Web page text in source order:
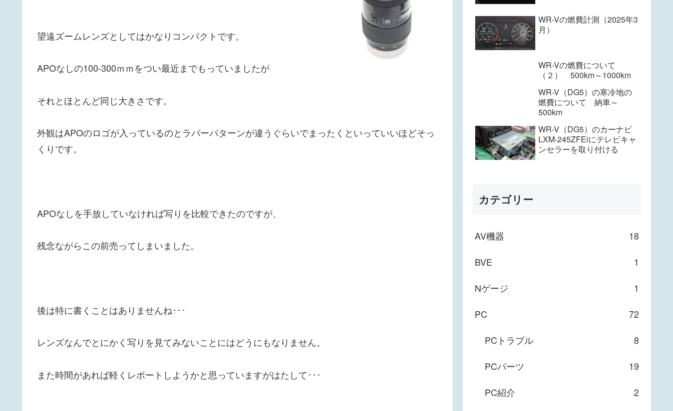
望遠ズームレンズとしてはかなりコンパクトです。
APOなしの100-300ｍｍをつい最近までもっていましたが
それとほとんど同じ大きさです。
外観はAPOのロゴが入っているのとラバーパターンが違うぐらいでまったくといっていいほどそっ
くりです。
APOなしを手放していなければ写りを比較できたのですが、
残念ながらこの前売ってしまいました。
後は特に書くことはありませんね･･･
レンズなんでとにかく写りを見てみないことにはどうにもなりません。
また時間があれば軽くレポートしようかと思っていますがはたして･･･
WR-Vの燃費計測（2025年3
月）
WR-Vの燃費について
（２） 500km～1000km
WR-V（DG5）の寒冷地の
燃費について 納車～
500km
WR-V（DG5）のカーナビ
LXM-245ZFEiにテレビキャ
ンセラーを取り付ける
カテゴリー
AV機器
18
BVE
1
Nゲージ
1
PC
72
PCトラブル
8
PCパーツ
19
PC紹介
2